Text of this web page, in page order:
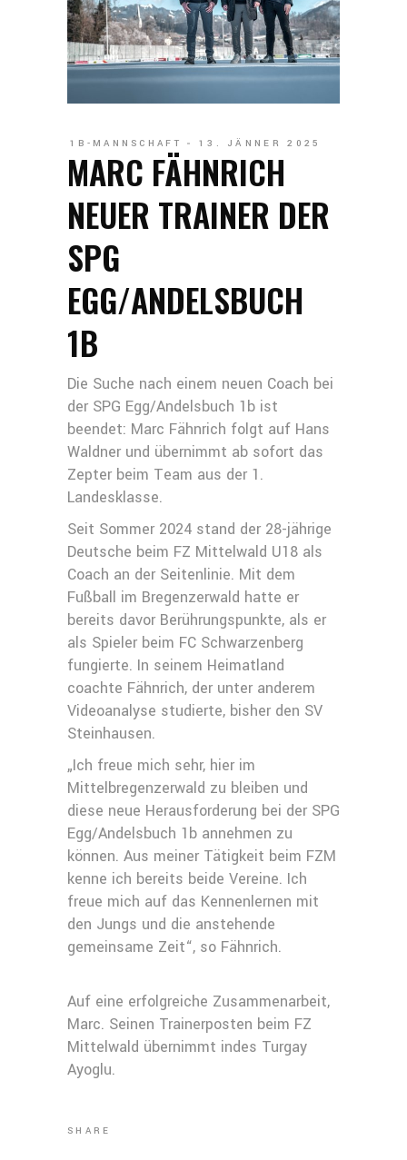
1B-MANNSCHAFT 13. JÄNNER 2025
MARC FÄHNRICH
NEUER TRAINER DER
SPG
EGG/ANDELSBUCH
1B
Die Suche nach einem neuen Coach bei
der SPG Egg/Andelsbuch 1b ist
beendet: Marc Fähnrich folgt auf Hans
Waldner und übernimmt ab sofort das
Zepter beim Team aus der 1.
Landesklasse.
Seit Sommer 2024 stand der 28-jährige
Deutsche beim FZ Mittelwald U18 als
Coach an der Seitenlinie. Mit dem
Fußball im Bregenzerwald hatte er
bereits davor Berührungspunkte, als er
als Spieler beim FC Schwarzenberg
fungierte. In seinem Heimatland
coachte Fähnrich, der unter anderem
Videoanalyse studierte, bisher den SV
Steinhausen.
„Ich freue mich sehr, hier im
Mittelbregenzerwald zu bleiben und
diese neue Herausforderung bei der SPG
Egg/Andelsbuch 1b annehmen zu
können. Aus meiner Tätigkeit beim FZM
kenne ich bereits beide Vereine. Ich
freue mich auf das Kennenlernen mit
den Jungs und die anstehende
gemeinsame Zeit“, so Fähnrich.
Auf eine erfolgreiche Zusammenarbeit,
Marc. Seinen Trainerposten beim FZ
Mittelwald übernimmt indes Turgay
Ayoglu.
SHARE